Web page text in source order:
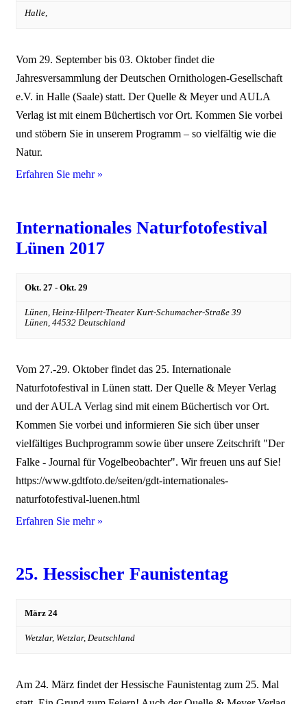
Halle,
Vom 29. September bis 03. Oktober findet die
Jahresversammlung der Deutschen Ornithologen-Gesellschaft
e.V. in Halle (Saale) statt. Der Quelle & Meyer und AULA
Verlag ist mit einem Büchertisch vor Ort. Kommen Sie vorbei
und stöbern Sie in unserem Programm – so vielfältig wie die
Natur.
Erfahren Sie mehr »
Internationales Naturfotofestival
Lünen 2017
Okt. 27 - Okt. 29
Lünen, Heinz-Hilpert-Theater Kurt-Schumacher-Straße 39
Lünen 44532 Deutschland
Vom 27.-29. Oktober findet das 25. Internationale
Naturfotofestival in Lünen statt. Der Quelle & Meyer Verlag
und der AULA Verlag sind mit einem Büchertisch vor Ort.
Kommen Sie vorbei und informieren Sie sich über unser
vielfältiges Buchprogramm sowie über unsere Zeitschrift "Der
Falke - Journal für Vogelbeobachter". Wir freuen uns auf Sie!
https://www.gdtfoto.de/seiten/gdt-internationales-
naturfotofestival-luenen.html
Erfahren Sie mehr »
25. Hessischer Faunistentag
März 24
Wetzlar, Wetzlar, Deutschland
Am 24. März findet der Hessische Faunistentag zum 25. Mal